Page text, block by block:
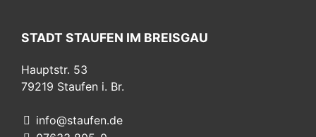
STADT STAUFEN IM BREISGAU
Hauptstr. 53
79219 Staufen i. Br.
info@staufen.de